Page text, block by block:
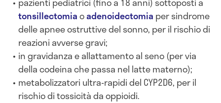
tonsillectomiaoadenoidectomia per sindrome
delle apnee ostruttive del sonno, per il rischio di
reazioni avverse gravi;
in gravidanza e allattamento al seno (per via
della codeina che passa nel latte materno);
metabolizzatori ultra-rapidi del CYP2D6, per il
rischio di tossicità da oppioidi.